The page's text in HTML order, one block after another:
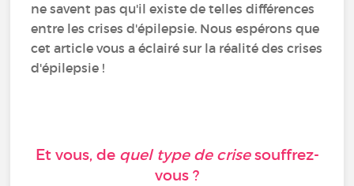
ne savent pas qu'il existe de telles différences
entre les crises d'épilepsie. Nous espérons que
cet article vous a éclairé sur la réalité des crises
d'épilepsie !
Et vous, de quel type de crisesouffrez-
vous ?